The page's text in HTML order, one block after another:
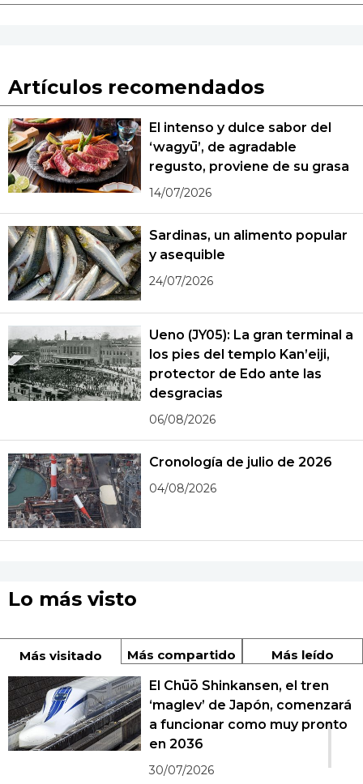
Artículos recomendados
El intenso y dulce sabor del
‘wagyū’, de agradable
regusto, proviene de su grasa
14/07/2026
Sardinas, un alimento popular
y asequible
24/07/2026
Ueno (JY05): La gran terminal a
los pies del templo Kan’eiji,
protector de Edo ante las
desgracias
06/08/2026
Cronología de julio de 2026
04/08/2026
Lo más visto
Más visitado Más compartido Más leído
1
El Chūō Shinkansen, el tren
‘maglev’ de Japón, comenzará
a funcionar como muy pronto
en 2036
30/07/2026